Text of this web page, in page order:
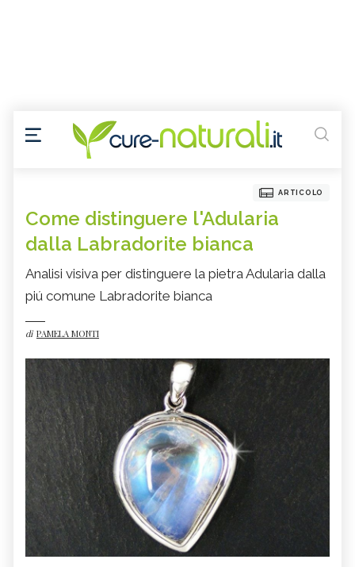
ARTICOLO
Come distinguere l'Adularia
dalla Labradorite bianca
Analisi visiva per distinguere la pietra Adularia dalla
piú comune Labradorite bianca
di PAMELA MONTI